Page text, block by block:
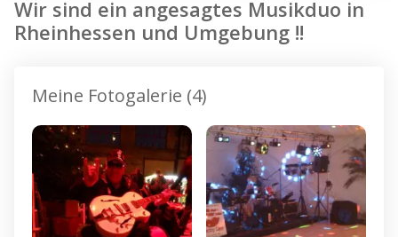
Wir sind ein angesagtes Musikduo in
Rheinhessen und Umgebung !!
Meine Fotogalerie (4)